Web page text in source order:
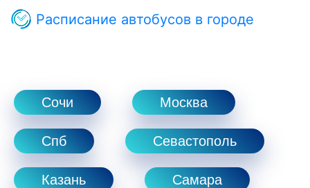
Расписание автобусов в городе
Сочи Москва
Спб Севастополь
Казань Самара